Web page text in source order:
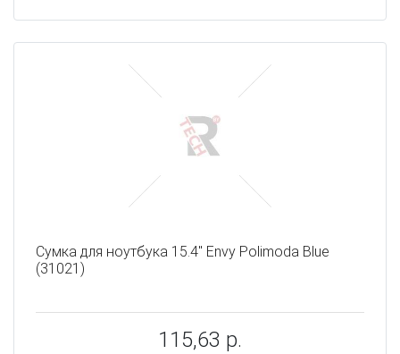
Сумка для ноутбука 15.4" Envy Polimoda Blue
(31021)
115,63 р.